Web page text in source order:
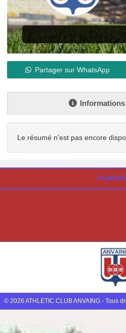
Partager sur WhatsApp
Informations
Le résumé n'est pas encore
PLAN
© 2026 ATHLETIC CLUB ANVAING - Tous